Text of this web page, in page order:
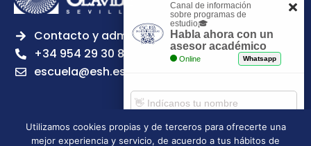
Contacto y admisiones
+34 954 29 30 81
escuela@esh.es
Utilizamos cookies propias y de terceros para ofrecerte una
mejor experiencia y servicio, de acuerdo a tus hábitos de
Canal de información
sobre programas de
estudio🎓
Habla ahora con un
asesor académico
Online Whatsapp